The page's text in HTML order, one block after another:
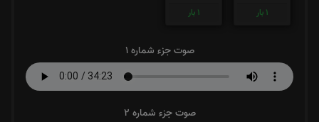
1 بار
1 بار
صوت جزء شماره 1
صوت جزء شماره 2